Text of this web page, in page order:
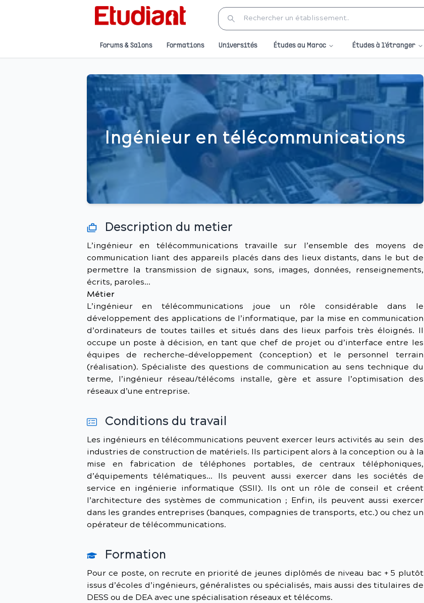
Forums & Salons Formations Universités Études au Maroc Études à l'étranger
Ingénieur en télécommunications
Description du metier
L’ingénieur en télécommunications travaille sur l’ensemble des moyens de
communication liant des appareils placés dans des lieux distants, dans le but de
permettre la transmission de signaux, sons, images, données, renseignements,
écrits, paroles…
Métier
L’ingénieur en télécommunications joue un rôle considérable dans le
développement des applications de l’informatique, par la mise en communication
d’ordinateurs de toutes tailles et situés dans des lieux parfois très éloignés. Il
occupe un poste à décision, en tant que chef de projet ou d’interface entre les
équipes de recherche-développement (conception) et le personnel terrain
(réalisation). Spécialiste des questions de communication au sens technique du
terme, l’ingénieur réseau/télécoms installe, gère et assure l’optimisation des
réseaux d’une entreprise.
Conditions du travail
Les ingénieurs en télécommunications peuvent exercer leurs activités au sein des
industries de construction de matériels. Ils participent alors à la conception ou à la
mise en fabrication de téléphones portables, de centraux téléphoniques,
d’équipements télématiques… Ils peuvent aussi exercer dans les sociétés de
service en ingénierie informatique (SSII). Ils ont un rôle de conseil et créent
l’architecture des systèmes de communication ; Enfin, ils peuvent aussi exercer
dans les grandes entreprises (banques, compagnies de transports, etc.) ou chez un
opérateur de télécommunications.
Formation
Pour ce poste, on recrute en priorité de jeunes diplômés de niveau bac + 5 plutôt
issus d’écoles d’ingénieurs, généralistes ou spécialisés, mais aussi des titulaires de
DESS ou de DEA avec une spécialisation réseaux et télécoms.